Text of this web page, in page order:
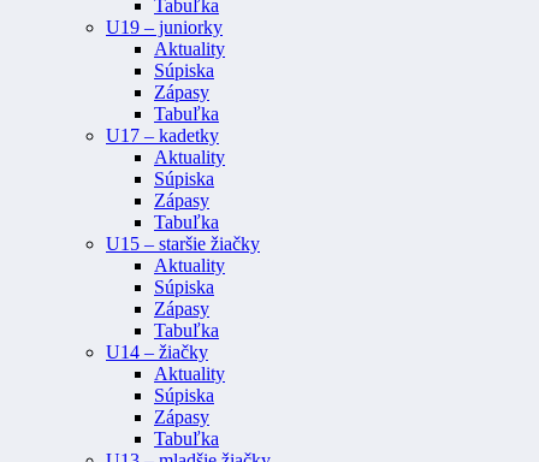
Tabuľka
U19 – juniorky
Aktuality
Súpiska
Zápasy
Tabuľka
U17 – kadetky
Aktuality
Súpiska
Zápasy
Tabuľka
U15 – staršie žiačky
Aktuality
Súpiska
Zápasy
Tabuľka
U14 – žiačky
Aktuality
Súpiska
Zápasy
Tabuľka